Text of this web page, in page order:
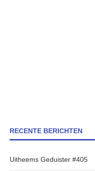
RECENTE BERICHTEN
Uitheems Geduister #405